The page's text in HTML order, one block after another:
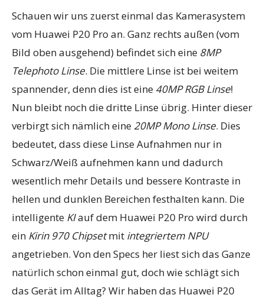
Schauen wir uns zuerst einmal das Kamerasystem
vom Huawei P20 Pro an. Ganz rechts außen (vom
Bild oben ausgehend) befindet sich eine 8MP
Telephoto Linse. Die mittlere Linse ist bei weitem
spannender, denn dies ist eine 40MP RGB Linse!
Nun bleibt noch die dritte Linse übrig. Hinter dieser
verbirgt sich nämlich eine 20MP Mono Linse. Dies
bedeutet, dass diese Linse Aufnahmen nur in
Schwarz/Weiß aufnehmen kann und dadurch
wesentlich mehr Details und bessere Kontraste in
hellen und dunklen Bereichen festhalten kann. Die
intelligente KIauf dem Huawei P20 Pro wird durch
ein Kirin 970 Chipsetmit integriertem NPU
angetrieben. Von den Specs her liest sich das Ganze
natürlich schon einmal gut, doch wie schlägt sich
das Gerät im Alltag? Wir haben das Huawei P20